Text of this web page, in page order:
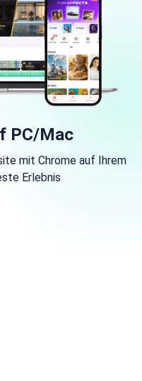
PC/Mac
mit Chrome auf Ihrem
Erlebnis